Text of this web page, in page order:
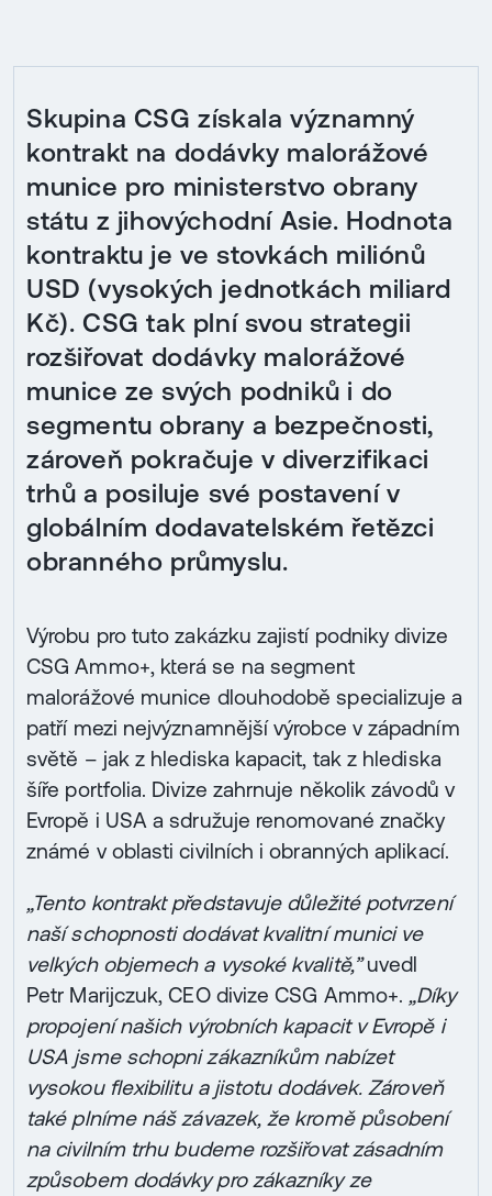
Skupina CSG získala významný
kontrakt na dodávky malorážové
munice pro ministerstvo obrany
státu z jihovýchodní Asie. Hodnota
kontraktu je ve stovkách miliónů
USD (vysokých jednotkách miliard
Kč). CSG tak plní svou strategii
rozšiřovat dodávky malorážové
munice ze svých podniků i do
segmentu obrany a bezpečnosti,
zároveň pokračuje v diverzifikaci
trhů a posiluje své postavení v
globálním dodavatelském řetězci
obranného průmyslu.
Výrobu pro tuto zakázku zajistí podniky divize
CSG Ammo+, která se na segment
malorážové munice dlouhodobě specializuje a
patří mezi nejvýznamnější výrobce v západním
světě – jak z hlediska kapacit, tak z hlediska
šíře portfolia. Divize zahrnuje několik závodů v
Evropě i USA a sdružuje renomované značky
známé v oblasti civilních i obranných aplikací.
„Tento kontrakt představuje důležité potvrzení
naší schopnosti dodávat kvalitní munici ve
velkých objemech a vysoké kvalitě,”uvedl
Petr Marijczuk, CEO divize CSG Ammo+. „Díky
propojení našich výrobních kapacit v Evropě i
USA jsme schopni zákazníkům nabízet
vysokou flexibilitu a jistotu dodávek. Zároveň
také plníme náš závazek, že kromě působení
na civilním trhu budeme rozšiřovat zásadním
způsobem dodávky pro zákazníky ze